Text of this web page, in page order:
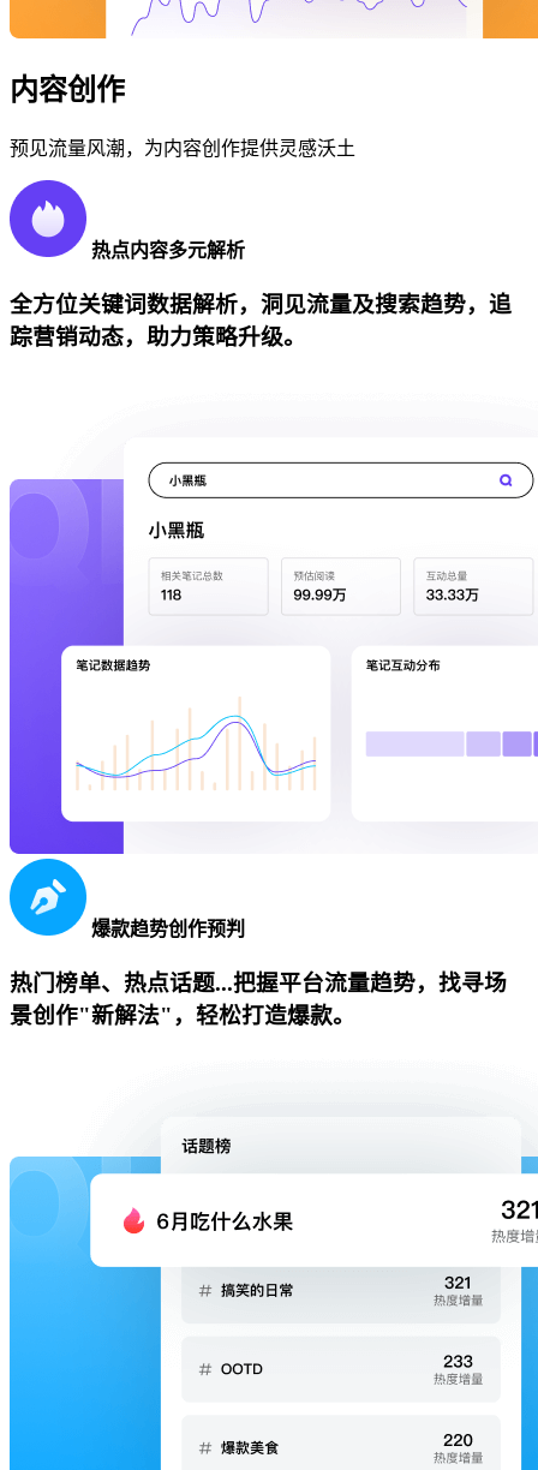
内容创作
预见流量风潮，为内容创作提供灵感沃土
热点内容多元解析
全方位关键词数据解析，洞见流量及搜索趋势，追
踪营销动态，助力策略升级。
爆款趋势创作预判
热门榜单、热点话题...把握平台流量趋势，找寻场
景创作"新解法"，轻松打造爆款。